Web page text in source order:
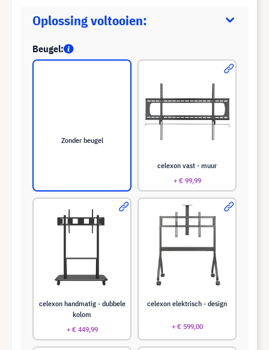
Oplossing voltooien:
Beugel:
Zonder beugel
celexon vast - muur
+ € 99,99
celexon handmatig - dubbele
kolom
+ € 449,99
celexon elektrisch - design
+ € 599,00